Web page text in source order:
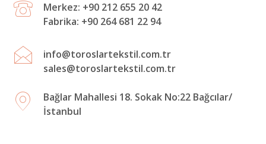
Merkez: +90 212 655 20 42
Fabrika: +90 264 681 22 94
info@toroslartekstil.com.tr
sales@toroslartekstil.com.tr
Bağlar Mahallesi 18. Sokak No:22 Bağcılar/
İstanbul